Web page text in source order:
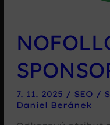
7. 11. 2025 / SEO /
Daniel Beránek